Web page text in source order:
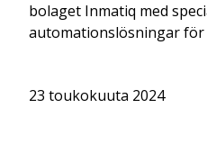
bolaget Inmatiq med
automationslösningar
23 toukokuuta 2024